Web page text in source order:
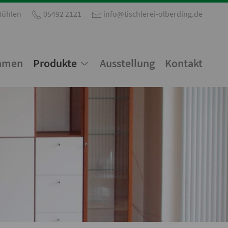
05492 2121 info@tischlerei-olberding.de
Produkte Ausstellung Kontakt